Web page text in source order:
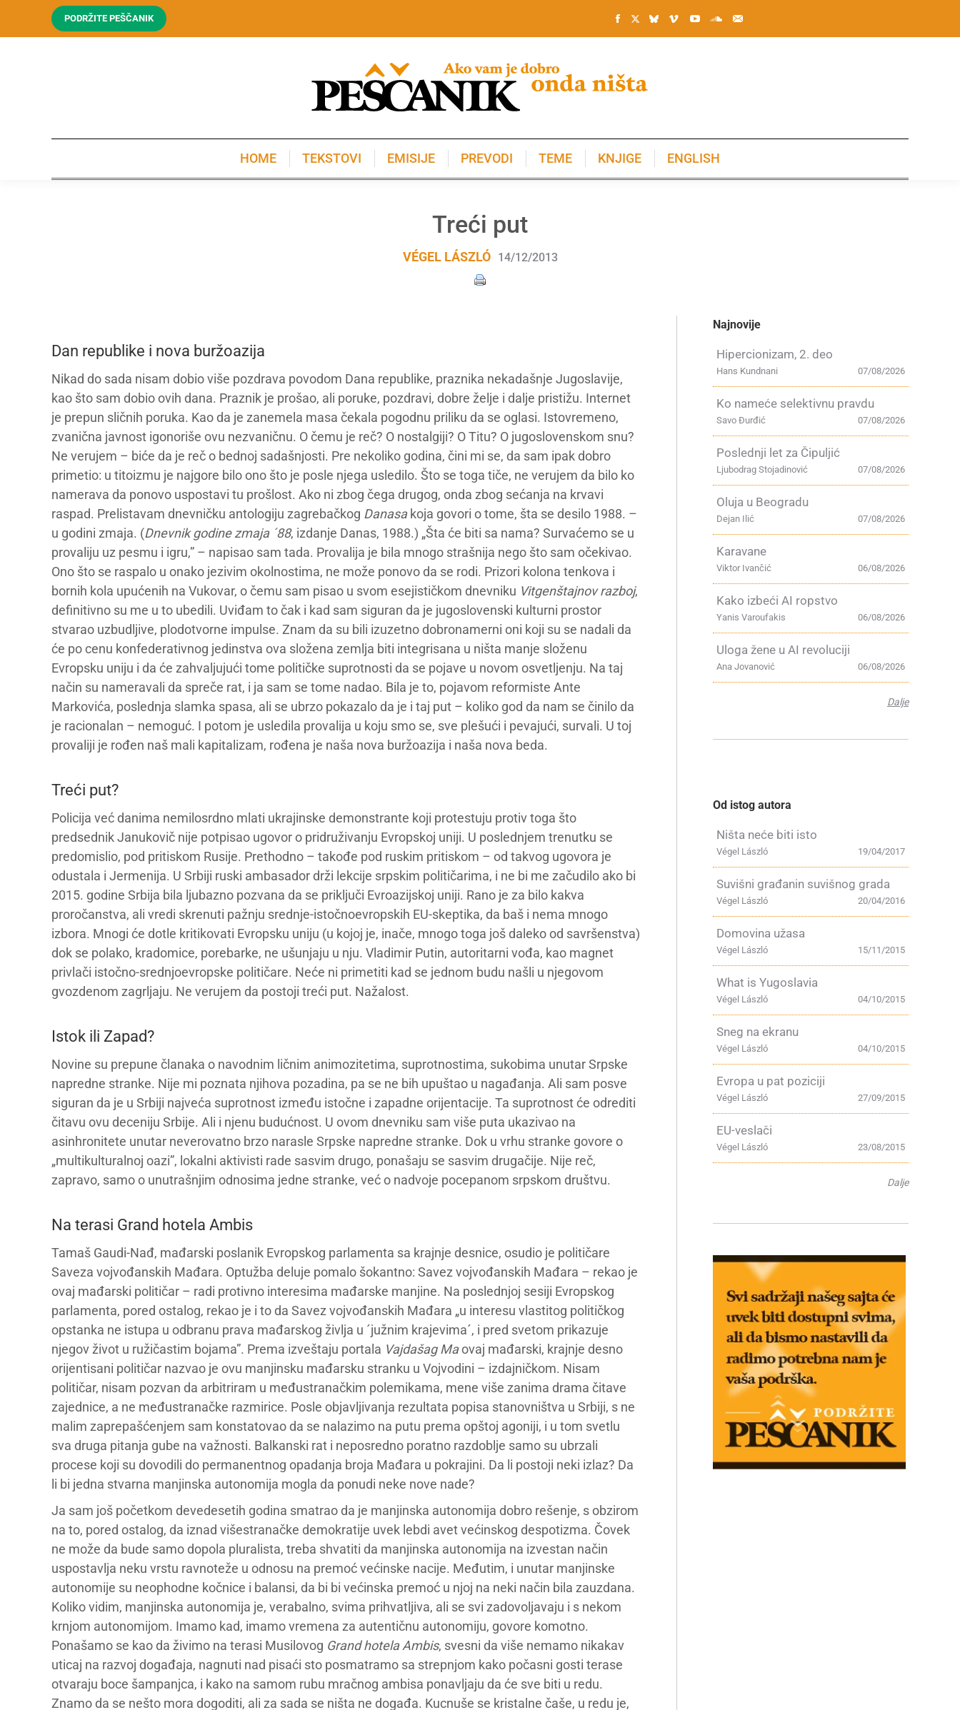
PODRŽITE PEŠČANIK
HOME TEKSTOVI EMISIJE PREVODI TEME KNJIGE ENGLISH
Treći put
VÉGEL LÁSZLÓ 14/12/2013
Dan republike i nova buržoazija
Nikad do sada nisam dobio više pozdrava povodom Dana republike, praznika nekadašnje Jugoslavije,
kao što sam dobio ovih dana. Praznik je prošao, ali poruke, pozdravi, dobre želje i dalje pristižu. Internet
je prepun sličnih poruka. Kao da je zanemela masa čekala pogodnu priliku da se oglasi. Istovremeno,
zvanična javnost igonoriše ovu nezvaničnu. O čemu je reč? O nostalgiji? O Titu? O jugoslovenskom snu?
Ne verujem – biće da je reč o bednoj sadašnjosti. Pre nekoliko godina, čini mi se, da sam ipak dobro
primetio: u titoizmu je najgore bilo ono što je posle njega usledilo. Što se toga tiče, ne verujem da bilo ko
namerava da ponovo uspostavi tu prošlost. Ako ni zbog čega drugog, onda zbog sećanja na krvavi
raspad. Prelistavam dnevničku antologiju zagrebačkog Danasakoja govori o tome, šta se desilo 1988. –
u godini zmaja. (Dnevnik godine zmaja ´88, izdanje Danas, 1988.) „Šta će biti sa nama? Survaćemo se u
provaliju uz pesmu i igru,” – napisao sam tada. Provalija je bila mnogo strašnija nego što sam očekivao.
Ono što se raspalo u onako jezivim okolnostima, ne može ponovo da se rodi. Prizori kolona tenkova i
bornih kola upućenih na Vukovar, o čemu sam pisao u svom esejističkom dnevniku Vitgenštajnov razboj,
definitivno su me u to ubedili. Uviđam to čak i kad sam siguran da je jugoslovenski kulturni prostor
stvarao uzbudljive, plodotvorne impulse. Znam da su bili izuzetno dobronamerni oni koji su se nadali da
će po cenu konfederativnog jedinstva ova složena zemlja biti integrisana u ništa manje složenu
Evropsku uniju i da će zahvaljujući tome političke suprotnosti da se pojave u novom osvetljenju. Na taj
način su nameravali da spreče rat, i ja sam se tome nadao. Bila je to, pojavom reformiste Ante
Markovića, poslednja slamka spasa, ali se ubrzo pokazalo da je i taj put – koliko god da nam se činilo da
je racionalan – nemoguć. I potom je usledila provalija u koju smo se, sve plešući i pevajući, survali. U toj
provaliji je rođen naš mali kapitalizam, rođena je naša nova buržoazija i naša nova beda.
Treći put?
Policija već danima nemilosrdno mlati ukrajinske demonstrante koji protestuju protiv toga što
predsednik Janukovič nije potpisao ugovor o pridruživanju Evropskoj uniji. U poslednjem trenutku se
predomislio, pod pritiskom Rusije. Prethodno – takođe pod ruskim pritiskom – od takvog ugovora je
odustala i Jermenija. U Srbiji ruski ambasador drži lekcije srpskim političarima, i ne bi me začudilo ako bi
2015. godine Srbija bila ljubazno pozvana da se priključi Evroazijskoj uniji. Rano je za bilo kakva
proročanstva, ali vredi skrenuti pažnju srednje-istočnoevropskih EU-skeptika, da baš i nema mnogo
izbora. Mnogi će dotle kritikovati Evropsku uniju (u kojoj je, inače, mnogo toga još daleko od savršenstva)
dok se polako, kradomice, porebarke, ne ušunjaju u nju. Vladimir Putin, autoritarni vođa, kao magnet
privlači istočno-srednjoevropske političare. Neće ni primetiti kad se jednom budu našli u njegovom
gvozdenom zagrljaju. Ne verujem da postoji treći put. Nažalost.
Istok ili Zapad?
Novine su prepune članaka o navodnim ličnim animozitetima, suprotnostima, sukobima unutar Srpske
napredne stranke. Nije mi poznata njihova pozadina, pa se ne bih upuštao u nagađanja. Ali sam posve
siguran da je u Srbiji najveća suprotnost između istočne i zapadne orijentacije. Ta suprotnost će odrediti
čitavu ovu deceniju Srbije. Ali i njenu budućnost. U ovom dnevniku sam više puta ukazivao na
asinhronitete unutar neverovatno brzo narasle Srpske napredne stranke. Dok u vrhu stranke govore o
„multikulturalnoj oazi”, lokalni aktivisti rade sasvim drugo, ponašaju se sasvim drugačije. Nije reč,
zapravo, samo o unutrašnjim odnosima jedne stranke, već o nadvoje pocepanom srpskom društvu.
Na terasi Grand hotela Ambis
Tamaš Gaudi-Nađ, mađarski poslanik Evropskog parlamenta sa krajnje desnice, osudio je političare
Saveza vojvođanskih Mađara. Optužba deluje pomalo šokantno: Savez vojvođanskih Mađara – rekao je
ovaj mađarski političar – radi protivno interesima mađarske manjine. Na poslednjoj sesiji Evropskog
parlamenta, pored ostalog, rekao je i to da Savez vojvođanskih Mađara „u interesu vlastitog političkog
opstanka ne istupa u odbranu prava mađarskog življa u ´južnim krajevima´, i pred svetom prikazuje
njegov život u ružičastim bojama”. Prema izveštaju portala Vajdašag Maovaj mađarski, krajnje desno
orijentisani političar nazvao je ovu manjinsku mađarsku stranku u Vojvodini – izdajničkom. Nisam
političar, nisam pozvan da arbitriram u međustranačkim polemikama, mene više zanima drama čitave
zajednice, a ne međustranačke razmirice. Posle objavljivanja rezultata popisa stanovništva u Srbiji, s ne
malim zaprepašćenjem sam konstatovao da se nalazimo na putu prema opštoj agoniji, i u tom svetlu
sva druga pitanja gube na važnosti. Balkanski rat i neposredno poratno razdoblje samo su ubrzali
procese koji su dovodili do permanentnog opadanja broja Mađara u pokrajini. Da li postoji neki izlaz? Da
li bi jedna stvarna manjinska autonomija mogla da ponudi neke nove nade?
Ja sam još početkom devedesetih godina smatrao da je manjinska autonomija dobro rešenje, s obzirom
na to, pored ostalog, da iznad višestranačke demokratije uvek lebdi avet većinskog despotizma. Čovek
ne može da bude samo dopola pluralista, treba shvatiti da manjinska autonomija na izvestan način
uspostavlja neku vrstu ravnoteže u odnosu na premoć većinske nacije. Međutim, i unutar manjinske
autonomije su neophodne kočnice i balansi, da bi bi većinska premoć u njoj na neki način bila zauzdana.
Koliko vidim, manjinska autonomija je, verabalno, svima prihvatljiva, ali se svi zadovoljavaju i s nekom
krnjom autonomijom. Imamo kad, imamo vremena za autentičnu autonomiju, govore komotno.
Ponašamo se kao da živimo na terasi Musilovog Grand hotela Ambis, svesni da više nemamo nikakav
uticaj na razvoj događaja, nagnuti nad pisaći sto posmatramo sa strepnjom kako počasni gosti terase
otvaraju boce šampanjca, i kako na samom rubu mračnog ambisa ponavljaju da će sve biti u redu.
Znamo da se nešto mora dogoditi, ali za sada se ništa ne događa. Kucnuše se kristalne čaše, u redu je,
Najnovije
Hipercionizam, 2. deo
07/08/2026
Hans Kundnani
Ko nameće selektivnu pravdu
07/08/2026
Savo Đurđić
Poslednji let za Čipuljić
07/08/2026
Ljubodrag Stojadinović
Oluja u Beogradu
07/08/2026
Dejan Ilić
Karavane
06/08/2026
Viktor Ivančić
Kako izbeći AI ropstvo
06/08/2026
Yanis Varoufakis
Uloga žene u AI revoluciji
06/08/2026
Ana Jovanović
Dalje
Od istog autora
Ništa neće biti isto
19/04/2017
Végel László
Suvišni građanin suvišnog grada
20/04/2016
Végel László
Domovina užasa
15/11/2015
Végel László
What is Yugoslavia
04/10/2015
Végel László
Sneg na ekranu
04/10/2015
Végel László
Evropa u pat poziciji
27/09/2015
Végel László
EU-veslači
23/08/2015
Végel László
Dalje
KNJIGE ENGLISH